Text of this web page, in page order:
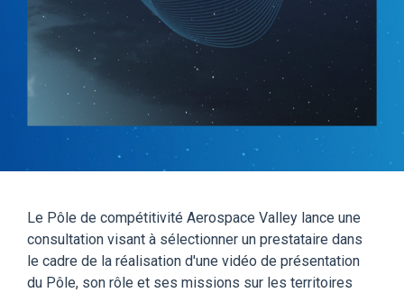
Le Pôle de compétitivité Aerospace Valley lance une
consultation visant à sélectionner un prestataire dans
le cadre de la réalisation d'une vidéo de présentation
du Pôle, son rôle et ses missions sur les territoires